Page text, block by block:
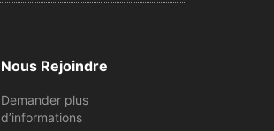
Nous Rejoindre
Demander plus
d’informations